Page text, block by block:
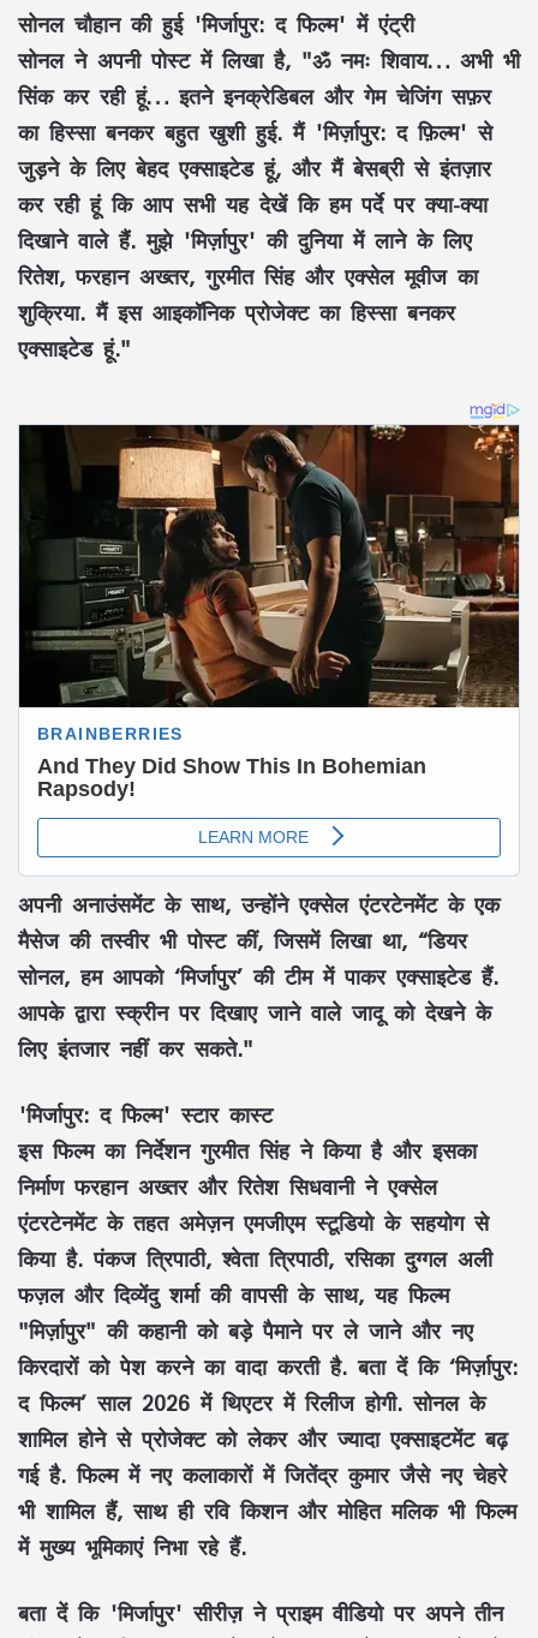
सोनल चौहान की हुई 'मिर्जापुर: द फिल्म' में एंट्री
सोनल ने अपनी पोस्ट में लिखा है, "ॐ नमः शिवाय… अभी भी
सिंक कर रही हूं… इतने इनक्रेडिबल और गेम चेजिंग सफ़र
का हिस्सा बनकर बहुत खुशी हुई. मैं 'मिर्ज़ापुर: द फ़िल्म' से
जुड़ने के लिए बेहद एक्साइटेड हूं, और मैं बेसब्री से इंतज़ार
कर रही हूं कि आप सभी यह देखें कि हम पर्दे पर क्या-क्या
दिखाने वाले हैं. मुझे 'मिर्ज़ापुर' की दुनिया में लाने के लिए
रितेश, फरहान अख्तर, गुरमीत सिंह और एक्सेल मूवीज का
शुक्रिया. मैं इस आइकॉनिक प्रोजेक्ट का हिस्सा बनकर
एक्साइटेड हूं."
अपनी अनाउंसमेंट के साथ, उन्होंने एक्सेल एंटरटेनमेंट के एक
मैसेज की तस्वीर भी पोस्ट कीं, जिसमें लिखा था, “डियर
सोनल, हम आपको ‘मिर्जापुर’ की टीम में पाकर एक्साइटेड हैं.
आपके द्वारा स्क्रीन पर दिखाए जाने वाले जादू को देखने के
लिए इंतजार नहीं कर सकते."
'मिर्जापुर: द फिल्म' स्टार कास्ट
इस फिल्म का निर्देशन गुरमीत सिंह ने किया है और इसका
निर्माण फरहान अख्तर और रितेश सिधवानी ने एक्सेल
एंटरटेनमेंट के तहत अमेज़न एमजीएम स्टूडियो के सहयोग से
किया है. पंकज त्रिपाठी, श्वेता त्रिपाठी, रसिका दुग्गल अली
फज़ल और दिव्येंदु शर्मा की वापसी के साथ, यह फिल्म
"मिर्ज़ापुर" की कहानी को बड़े पैमाने पर ले जाने और नए
किरदारों को पेश करने का वादा करती है. बता दें कि ‘मिर्ज़ापुर:
द फिल्म’ साल 2026 में थिएटर में रिलीज होगी. सोनल के
शामिल होने से प्रोजेक्ट को लेकर और ज्यादा एक्साइटमेंट बढ़
गई है. फिल्म में नए कलाकारों में जितेंद्र कुमार जैसे नए चेहरे
भी शामिल हैं, साथ ही रवि किशन और मोहित मलिक भी फिल्म
में मुख्य भूमिकाएं निभा रहे हैं.
बता दें कि 'मिर्जापुर' सीरीज़ ने प्राइम वीडियो पर अपने तीन